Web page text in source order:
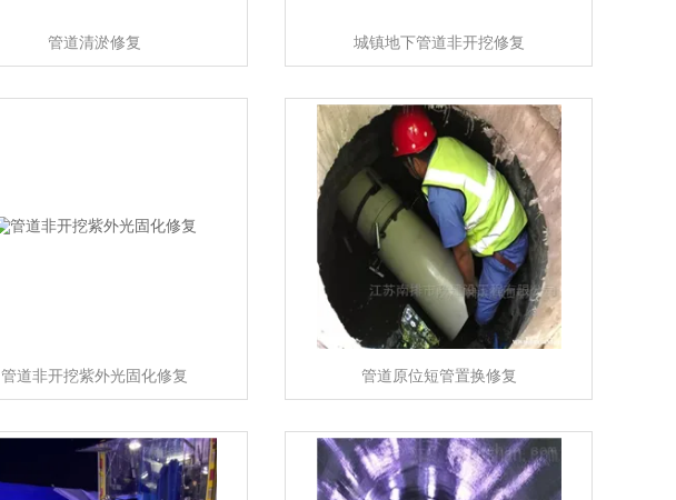
管道清淤修复 城镇地下管道非开挖修复
管道非开挖紫外光固化修复 管道原位短管置换修复